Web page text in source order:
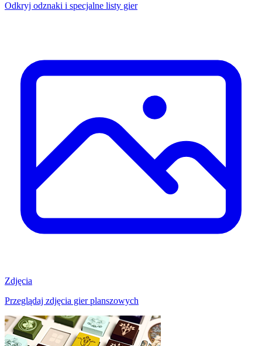
Odkryj odznaki i specjalne listy gier
Zdjęcia
Przeglądaj zdjęcia gier planszowych